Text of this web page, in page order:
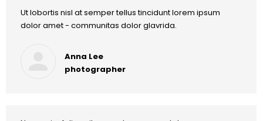
Ut lobortis nisl at semper tellus tincidunt lorem ipsum
dolor amet - communitas dolor glavrida.
Anna Lee
photographer